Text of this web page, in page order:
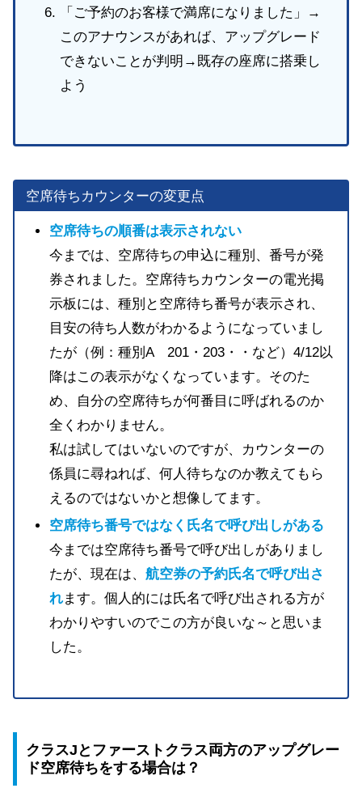
「ご予約のお客様で満席になりました」→
このアナウンスがあれば、アップグレード
できないことが判明→既存の座席に搭乗し
よう
空席待ちカウンターの変更点
空席待ちの順番は表示されない
今までは、空席待ちの申込に種別、番号が発
券されました。空席待ちカウンターの電光掲
示板には、種別と空席待ち番号が表示され、
目安の待ち人数がわかるようになっていまし
たが（例：種別A 201・203・・など）4/12以
降はこの表示がなくなっています。そのた
め、自分の空席待ちが何番目に呼ばれるのか
全くわかりません。
私は試してはいないのですが、カウンターの
係員に尋ねれば、何人待ちなのか教えてもら
えるのではないかと想像してます。
空席待ち番号ではなく氏名で呼び出しがある
今までは空席待ち番号で呼び出しがありまし
たが、現在は、 航空券の予約氏名で呼び出さ
れます。個人的には氏名で呼び出される方が
わかりやすいのでこの方が良いな～と思いま
した。
クラスJとファーストクラス両方のアップグレー
ド空席待ちをする場合は？